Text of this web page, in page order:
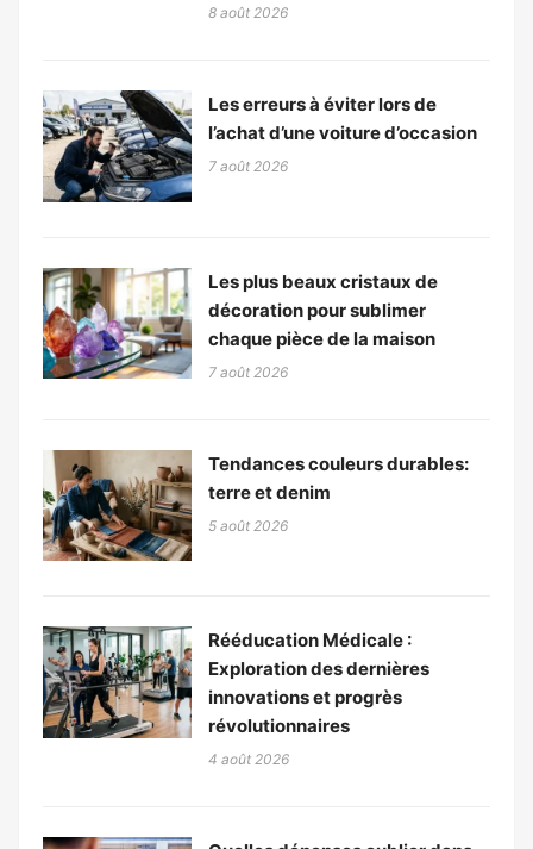
8 août 2026
Les erreurs à éviter lors de
l’achat d’une voiture d’occasion
7 août 2026
Les plus beaux cristaux de
décoration pour sublimer
chaque pièce de la maison
7 août 2026
Tendances couleurs durables:
terre et denim
5 août 2026
Rééducation Médicale :
Exploration des dernières
innovations et progrès
révolutionnaires
4 août 2026